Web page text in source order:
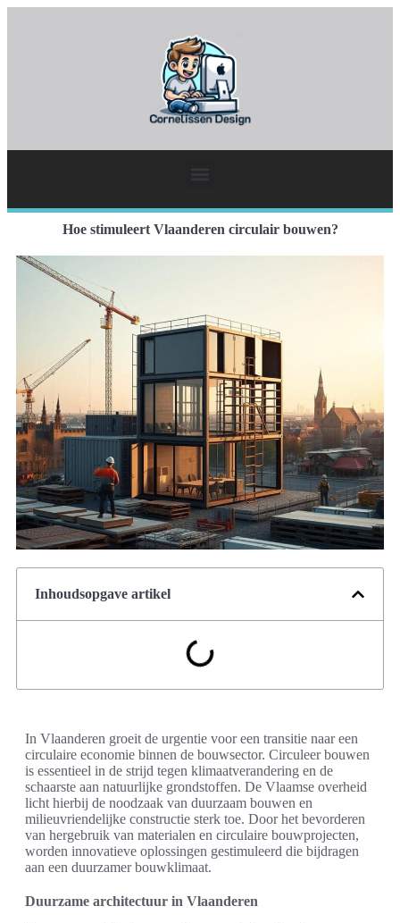
Hoe stimuleert Vlaanderen circulair bouwen?
Inhoudsopgave artikel
In Vlaanderen groeit de urgentie voor een transitie naar een
circulaire economie binnen de bouwsector. Circuleer bouwen
is essentieel in de strijd tegen klimaatverandering en de
schaarste aan natuurlijke grondstoffen. De Vlaamse overheid
licht hierbij de noodzaak van duurzaam bouwen en
milieuvriendelijke constructie sterk toe. Door het bevorderen
van hergebruik van materialen en circulaire bouwprojecten,
worden innovatieve oplossingen gestimuleerd die bijdragen
aan een duurzamer bouwklimaat.
Duurzame architectuur in Vlaanderen